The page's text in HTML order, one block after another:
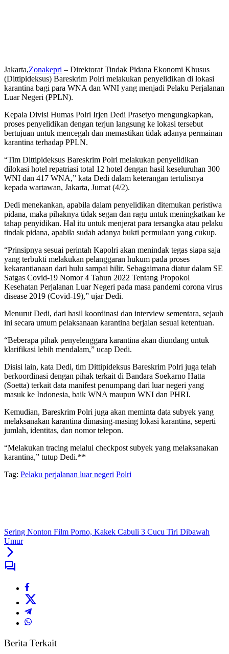
Jakarta,Zonakepri – Direktorat Tindak Pidana Ekonomi Khusus
(Dittipideksus) Bareskrim Polri melakukan penyelidikan di lokasi
karantina bagi para WNA dan WNI yang menjadi Pelaku Perjalanan
Luar Negeri (PPLN).
Kepala Divisi Humas Polri Irjen Dedi Prasetyo mengungkapkan,
proses penyelidikan dengan terjun langsung ke lokasi tersebut
bertujuan untuk mencegah dan memastikan tidak adanya permainan
karantina terhadap PPLN.
“Tim Dittipideksus Bareskrim Polri melakukan penyelidikan
dilokasi hotel repatriasi total 12 hotel dengan hasil keseluruhan 300
WNI dan 417 WNA,” kata Dedi dalam keterangan tertulisnya
kepada wartawan, Jakarta, Jumat (4/2).
Dedi menekankan, apabila dalam penyelidikan ditemukan peristiwa
pidana, maka pihaknya tidak segan dan ragu untuk meningkatkan ke
tahap penyidikan. Hal itu untuk menjerat para tersangka atau pelaku
tindak pidana, apabila sudah adanya bukti permulaan yang cukup.
“Prinsipnya sesuai perintah Kapolri akan menindak tegas siapa saja
yang terbukti melakukan pelanggaran hukum pada proses
kekarantianaan dari hulu sampai hilir. Sebagaimana diatur dalam SE
Satgas Covid-19 Nomor 4 Tahun 2022 Tentang Propokol
Kesehatan Perjalanan Luar Negeri pada masa pandemi corona virus
disease 2019 (Covid-19),” ujar Dedi.
Menurut Dedi, dari hasil koordinasi dan interview sementara, sejauh
ini secara umum pelaksanaan karantina berjalan sesuai ketentuan.
“Beberapa pihak penyelenggara karantina akan diundang untuk
klarifikasi lebih mendalam,” ucap Dedi.
Disisi lain, kata Dedi, tim Dittipideksus Bareskrim Polri juga telah
berkoordinasi dengan pihak terkait di Bandara Soekarno Hatta
(Soetta) terkait data manifest penumpang dari luar negeri yang
masuk ke Indonesia, baik WNA maupun WNI dan PHRI.
Kemudian, Bareskrim Polri juga akan meminta data subyek yang
melaksanakan karantina dimasing-masing lokasi karantina, seperti
jumlah, identitas, dan nomor telepon.
“Melakukan tracing melalui checkpost subyek yang melaksanakan
karantina,” tutup Dedi.**
Tag: Pelaku perjalanan luar negeri Polri
Sering Nonton Film Porno, Kakek Cabuli 3 Cucu Tiri Dibawah
Umur
Berita Terkait